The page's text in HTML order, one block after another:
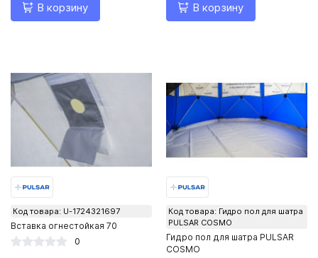
В корзину В корзину
Код товара: U-1724321697
Вставка огнестойкая 70
0
Код товара: Гидро пол для шатра
PULSAR COSMO
Гидро пол для шатра PULSAR
COSMO